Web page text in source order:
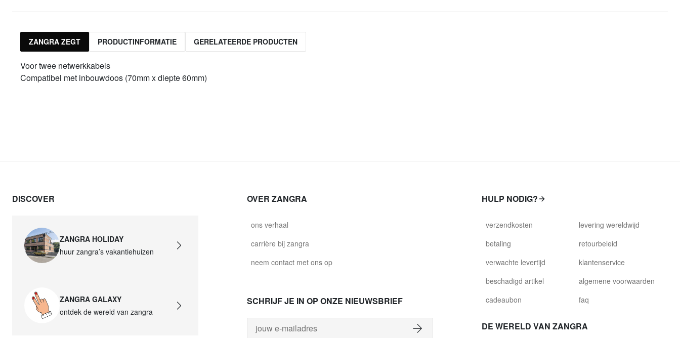
ZANGRA ZEGT PRODUCTINFORMATIE GERELATEERDE PRODUCTEN
Voor twee netwerkkabels
Compatibel met inbouwdoos (70mm x diepte 60mm)
DISCOVER
ZANGRA HOLIDAY
huur zangra’s vakantiehuizen
ZANGRA GALAXY
ontdek de wereld van zangra
OVER ZANGRA
ons verhaal
carrière bij zangra
neem contact met ons op
SCHRIJF JE IN OP ONZE NIEUWSBRIEF
HULP NODIG?
verzendkosten
betaling
verwachte levertijd
beschadigd artikel
cadeaubon
levering wereldwijd
retourbeleid
klantenservice
algemene voorwaarden
faq
DE WERELD VAN ZANGRA